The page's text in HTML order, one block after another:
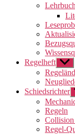
Regelheft
Schiedsrichter
Regeln
Regel-